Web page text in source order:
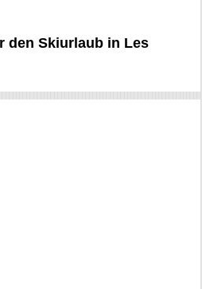
den Skiurlaub in Les